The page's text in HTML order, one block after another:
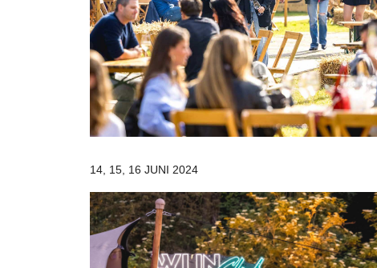
14, 15, 16 JUNI 2024